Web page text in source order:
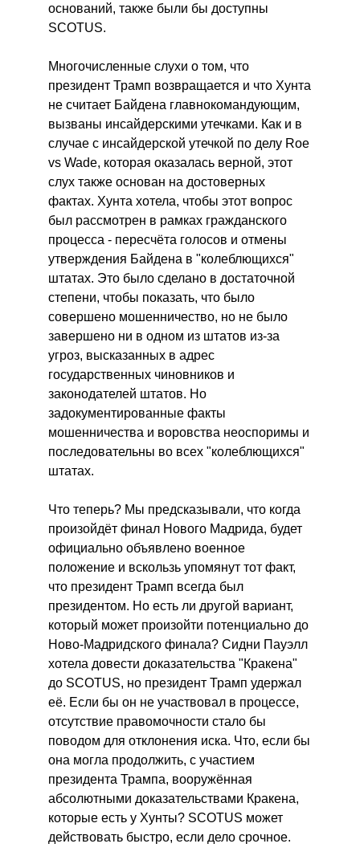
оснований, также были бы доступны
SCOTUS.
Многочисленные слухи о том, что
президент Трамп возвращается и что Хунта
не считает Байдена главнокомандующим,
вызваны инсайдерскими утечками. Как и в
случае с инсайдерской утечкой по делу Roe
vs Wade, которая оказалась верной, этот
слух также основан на достоверных
фактах. Хунта хотела, чтобы этот вопрос
был рассмотрен в рамках гражданского
процесса - пересчёта голосов и отмены
утверждения Байдена в "колеблющихся"
штатах. Это было сделано в достаточной
степени, чтобы показать, что было
совершено мошенничество, но не было
завершено ни в одном из штатов из-за
угроз, высказанных в адрес
государственных чиновников и
законодателей штатов. Но
задокументированные факты
мошенничества и воровства неоспоримы и
последовательны во всех "колеблющихся"
штатах.
Что теперь? Мы предсказывали, что когда
произойдёт финал Нового Мадрида, будет
официально объявлено военное
положение и вскользь упомянут тот факт,
что президент Трамп всегда был
президентом. Но есть ли другой вариант,
который может произойти потенциально до
Ново-Мадридского финала? Сидни Пауэлл
хотела довести доказательства "Кракена"
до SCOTUS, но президент Трамп удержал
её. Если бы он не участвовал в процессе,
отсутствие правомочности стало бы
поводом для отклонения иска. Что, если бы
она могла продолжить, с участием
президента Трампа, вооружённая
абсолютными доказательствами Кракена,
которые есть у Хунты? SCOTUS может
действовать быстро, если дело срочное.